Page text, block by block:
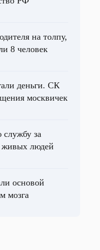
на толпу,
8 человек
деньги. СК
москвичек
за
живых людей
основой
мозга